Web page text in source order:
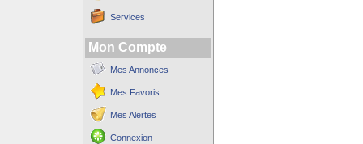
Services
Mon Compte
Mes Annonces
Mes Favoris
Mes Alertes
Connexion